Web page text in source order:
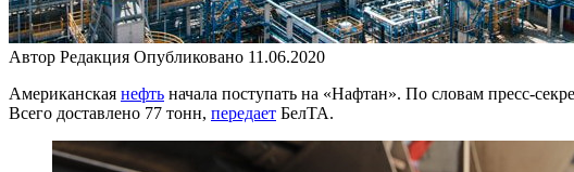
Автор Редакция Опубликовано 11.06.2020
Американская нефть начала поступать на «Нафтан». По словам пресс-
Всего доставлено 77 тонн, передает БелТА.